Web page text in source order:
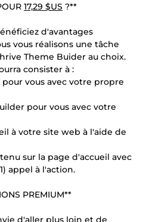
17,29 $US ?**
d'avantages
vous réalisons une tâche
Theme Buider au choix.
consister à :
vous avec votre propre
pour vous avec votre
à votre site web à l'aide de
sur la page d'accueil avec
appel à l'action.
PREMIUM**
d'aller plus loin et de